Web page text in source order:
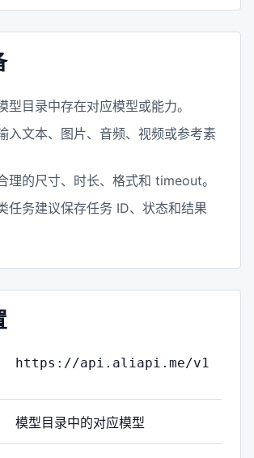
型目录中存在对应模型或能力。
入文本、图片、音频、视频或参考素
理的尺寸、时长、格式和 timeout。
任务建议保存任务 ID、状态和结果
https://api.aliapi.me/v1
模型目录中的对应模型